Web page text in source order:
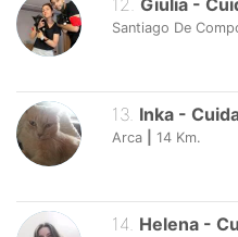
Santiago De
13. Inka -
Arca 14 Km.
14. Helena -